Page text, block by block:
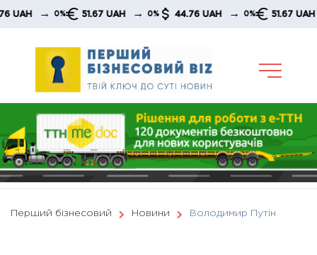
Skip
0% 51.67 UAH → 0% 44.76 UAH → 0% 51.67 UAH → 0%
Перший бізнесовий Новини Володимир Путін